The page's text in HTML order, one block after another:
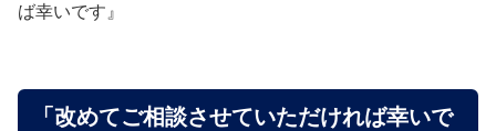
ば幸いです』
「改めてご相談させていただければ幸いで